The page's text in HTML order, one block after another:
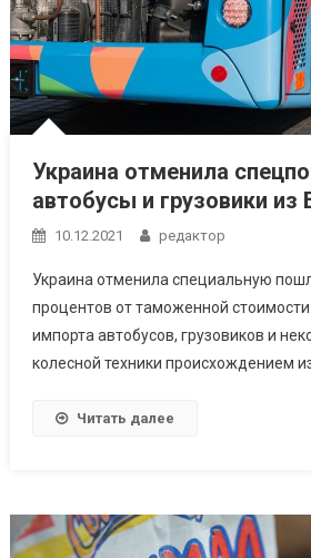
Украина отменила
автобусы и грузовики из
10.12.2021 редактор
Украина отменила специальную
процентов от таможенной
импорта автобусов, грузовиков и
колесной техники происхождением
Читать далее